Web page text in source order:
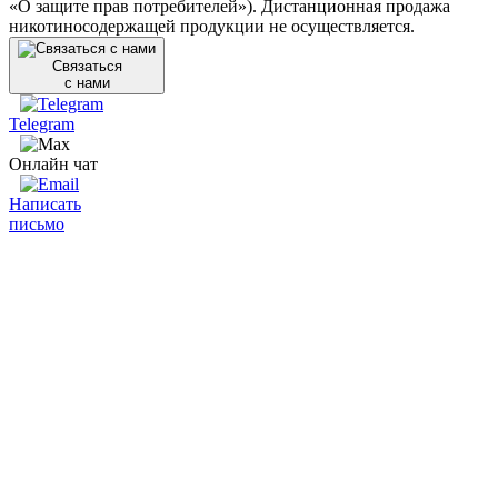
«О защите прав потребителей»). Дистанционная продажа
никотиносодержащей продукции не осуществляется.
Связаться
с нами
Telegram
Онлайн чат
Написать
письмо